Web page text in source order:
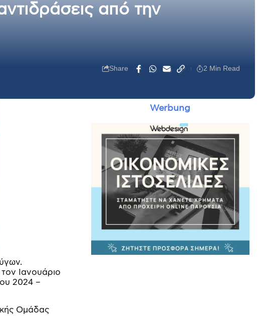
από την
Share 2 Min Read
Ιανουάριο
2024 –
Ομάδας
Werbung